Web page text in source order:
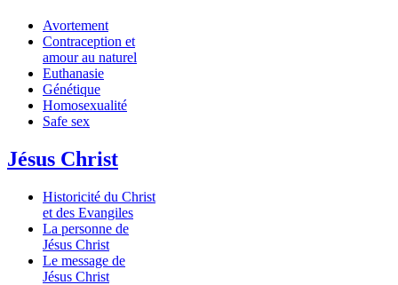
Avortement
Contraception et
amour au naturel
Euthanasie
Génétique
Homosexualité
Safe sex
Jésus Christ
Historicité du Christ
et des Evangiles
La personne de
Jésus Christ
Le message de
Jésus Christ